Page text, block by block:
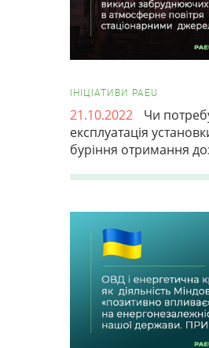
ІНІЦІАТИВИ PAEU
21.10.2022
Чи
експлуатація
буріння отримання